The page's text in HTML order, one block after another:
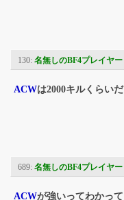
130: 名無しのBF4プレイヤー
ACWは2000キルくらいだ
689: 名無しのBF4プレイヤー
ACWが強いってわかっ